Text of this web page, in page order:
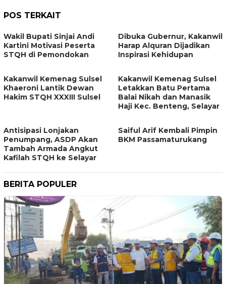
POS TERKAIT
Wakil Bupati Sinjai Andi
Kartini Motivasi Peserta
STQH di Pemondokan
Dibuka Gubernur, Kakanwil
Harap Alquran Dijadikan
Inspirasi Kehidupan
Kakanwil Kemenag Sulsel
Khaeroni Lantik Dewan
Hakim STQH XXXIII Sulsel
Kakanwil Kemenag Sulsel
Letakkan Batu Pertama
Balai Nikah dan Manasik
Haji Kec. Benteng, Selayar
Antisipasi Lonjakan
Penumpang, ASDP Akan
Tambah Armada Angkut
Kafilah STQH ke Selayar
Saiful Arif Kembali Pimpin
BKM Passamaturukang
BERITA POPULER